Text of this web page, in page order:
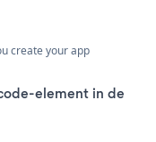
create your app
element in de